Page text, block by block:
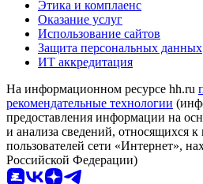
Этика и комплаенс
Оказание услуг
Использование сайтов
Защита персональных данных
ИТ аккредитация
На информационном ресурсе hh.ru
рекомендательные технологии
предоставления информации на
и анализа сведений, относящихся
пользователей сети «Интернет»,
Российской Федерации)